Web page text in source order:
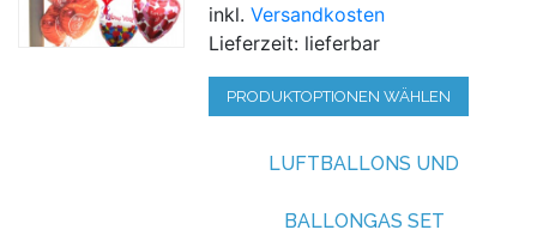
inkl.Versandkosten
Lieferzeit: lieferbar
PRODUKTOPTIONEN WÄHLEN
LUFTBALLONS UND
BALLONGAS SET